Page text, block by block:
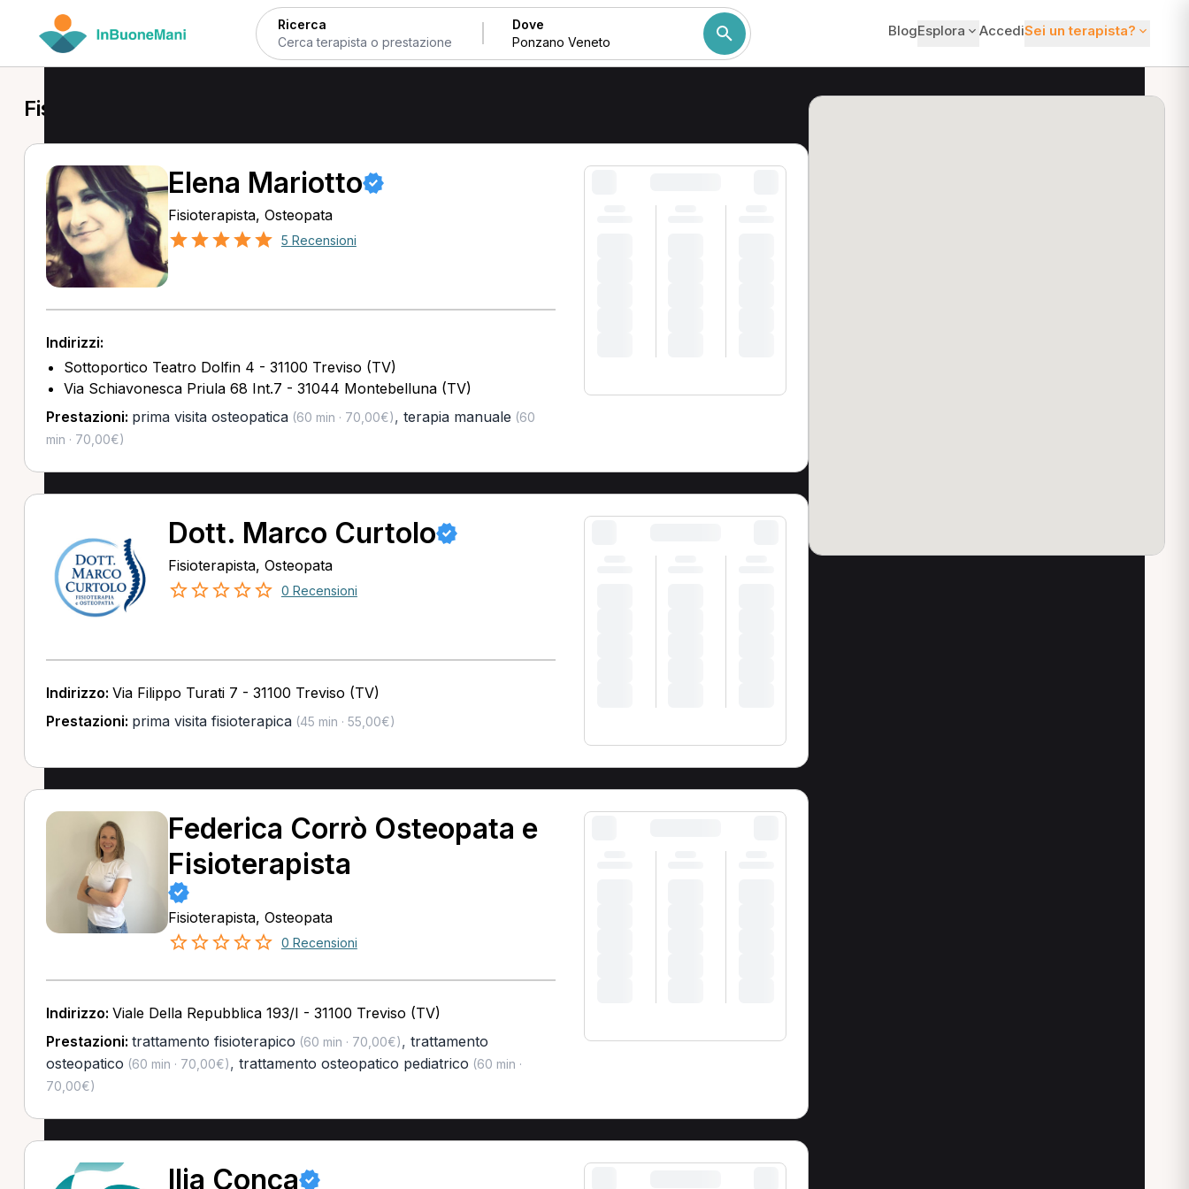
Ricerca Dove BlogEsplora AccediSei un terapista?
Fisioterapista a Ponzano Veneto
Elena Mariotto
Fisioterapista, Osteopata
5 Recensioni
Indirizzi:
Sottoportico Teatro Dolfin 4 - 31100 Treviso (TV)
Via Schiavonesca Priula 68 Int.7 - 31044 Montebelluna (TV)
Prestazioni: prima visita osteopatica(60 min · 70,00€), terapia manuale (60
min · 70,00€)
Dott. Marco Curtolo
Fisioterapista, Osteopata
0 Recensioni
Indirizzo: Via Filippo Turati 7 - 31100 Treviso (TV)
Prestazioni: prima visita fisioterapica(45 min · 55,00€)
Federica Corrò Osteopata e
Fisioterapista
Fisioterapista, Osteopata
0 Recensioni
Indirizzo: Viale Della Repubblica 193/I - 31100 Treviso (TV)
Prestazioni: trattamento fisioterapico (60 min · 70,00€), trattamento
osteopatico (60 min · 70,00€), trattamento osteopatico pediatrico (60 min ·
70,00€)
Ilia Conca